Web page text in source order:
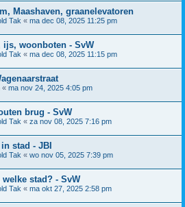
Maashaven, graanelevatoren
Tak « ma dec 08, 2025 11:25 pm
ijs, woonboten - SvW
Tak « ma dec 08, 2025 11:15 pm
« ma nov 24, 2025 4:05 pm
brug - SvW
Tak « za nov 08, 2025 7:16 pm
stad - JBI
Tak « wo nov 05, 2025 7:39 pm
stad? - SvW
Tak « ma okt 27, 2025 2:58 pm